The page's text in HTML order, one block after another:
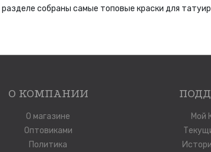
разделе собраны самые топовые краски для
О КОМПАНИИ
О магазине
Оптовиками
Политика
Мой